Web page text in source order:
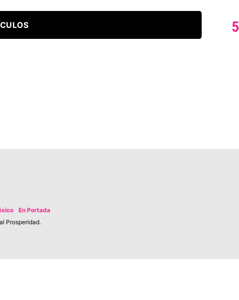
En Portada
Prosperidad.